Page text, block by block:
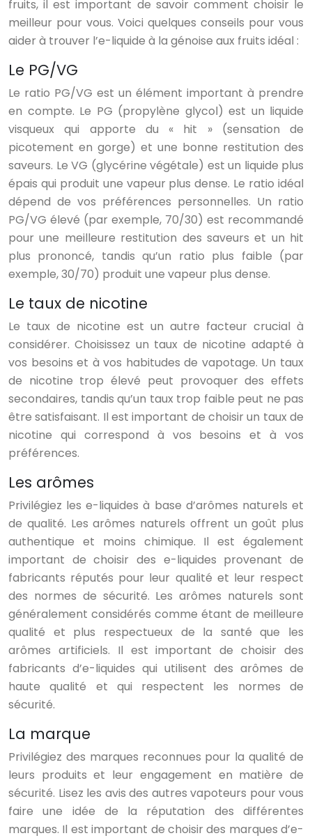
fruits, il est important de savoir comment choisir le
meilleur pour vous. Voici quelques conseils pour vous
aider à trouver l’e-liquide à la génoise aux fruits idéal :
Le PG/VG
Le ratio PG/VG est un élément important à prendre
en compte. Le PG (propylène glycol) est un liquide
visqueux qui apporte du « hit » (sensation de
picotement en gorge) et une bonne restitution des
saveurs. Le VG (glycérine végétale) est un liquide plus
épais qui produit une vapeur plus dense. Le ratio idéal
dépend de vos préférences personnelles. Un ratio
PG/VG élevé (par exemple, 70/30) est recommandé
pour une meilleure restitution des saveurs et un hit
plus prononcé, tandis qu’un ratio plus faible (par
exemple, 30/70) produit une vapeur plus dense.
Le taux de nicotine
Le taux de nicotine est un autre facteur crucial à
considérer. Choisissez un taux de nicotine adapté à
vos besoins et à vos habitudes de vapotage. Un taux
de nicotine trop élevé peut provoquer des effets
secondaires, tandis qu’un taux trop faible peut ne pas
être satisfaisant. Il est important de choisir un taux de
nicotine qui correspond à vos besoins et à vos
préférences.
Les arômes
Privilégiez les e-liquides à base d’arômes naturels et
de qualité. Les arômes naturels offrent un goût plus
authentique et moins chimique. Il est également
important de choisir des e-liquides provenant de
fabricants réputés pour leur qualité et leur respect
des normes de sécurité. Les arômes naturels sont
généralement considérés comme étant de meilleure
qualité et plus respectueux de la santé que les
arômes artificiels. Il est important de choisir des
fabricants d’e-liquides qui utilisent des arômes de
haute qualité et qui respectent les normes de
sécurité.
La marque
Privilégiez des marques reconnues pour la qualité de
leurs produits et leur engagement en matière de
sécurité. Lisez les avis des autres vapoteurs pour vous
faire une idée de la réputation des différentes
marques. Il est important de choisir des marques d’e-